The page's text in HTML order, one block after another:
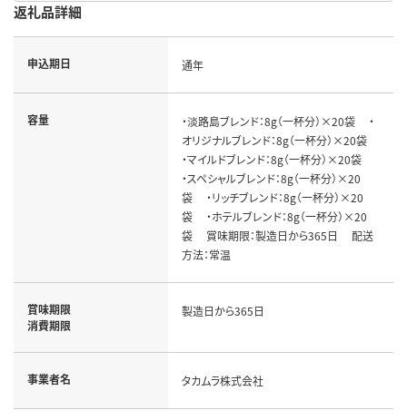
返礼品詳細
申込期日 通年
容量
・淡路島ブレンド：8g（一杯分）×20袋 ・
オリジナルブレンド：8g（一杯分）×20袋
・マイルドブレンド：8g（一杯分）×20袋
・スペシャルブレンド：8g（一杯分）×20
袋 ・リッチブレンド：8g（一杯分）×20
袋 ・ホテルブレンド：8g（一杯分）×20
袋 賞味期限：製造日から365日 配送
方法：常温
賞味期限
消費期限
製造日から365日
事業者名 タカムラ株式会社